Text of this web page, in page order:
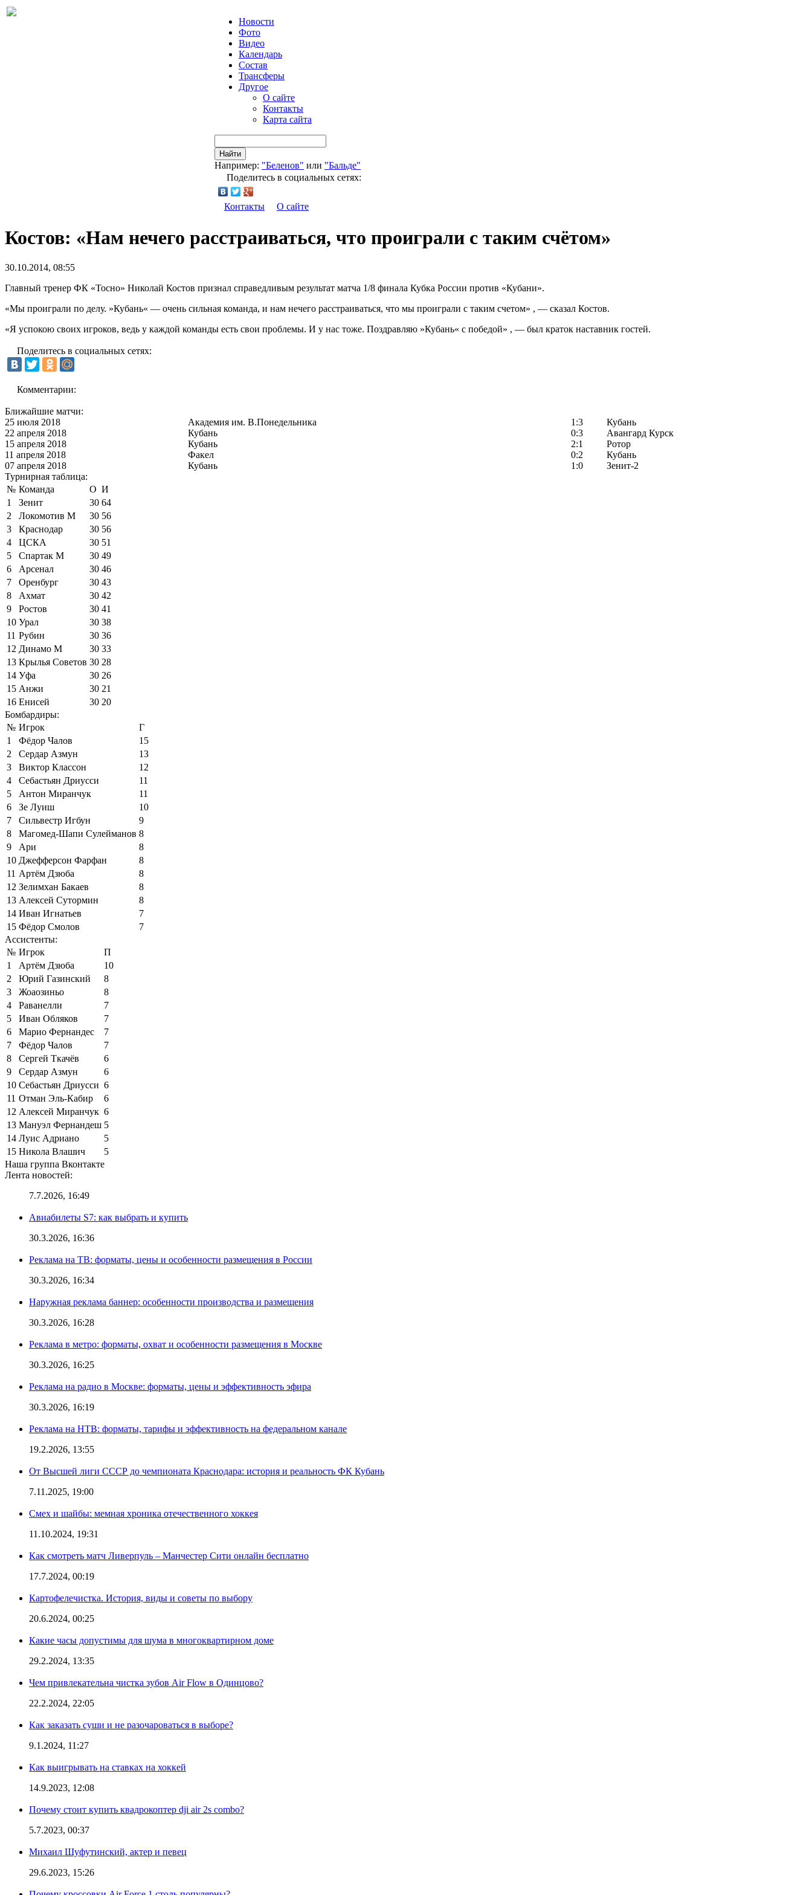
Новости
Фото
Видео
Календарь
Состав
Трансферы
Другое
О сайте
Контакты
Карта сайта
Найти
Например: "Беленов" или "Бальде"
Поделитесь в социальных сетях:
Контакты О сайте
Костов: «Нам нечего расстраиваться, что проиграли с таким счётом»
30.10.2014, 08:55
Главный тренер ФК «Тосно» Николай Костов признал справедливым результат матча 1/8 финала Кубка России против «Кубани».
«Мы проиграли по делу. »Кубань« — очень сильная команда, и нам нечего расстраиваться, что мы проиграли с таким счетом» , — сказал Костов.
«Я успокою своих игроков, ведь у каждой команды есть свои проблемы. И у нас тоже. Поздравляю »Кубань« с победой» , — был краток наставник гостей.
Поделитесь в социальных сетях:
Комментарии:
Ближайшие матчи:
25 июля 2018
Академия им. В.Понедельника 1:3
Кубань
22 апреля 2018
Кубань 0:3
Авангард Курск
15 апреля 2018
Кубань 2:1
Ротор
11 апреля 2018
Факел 0:2
Кубань
07 апреля 2018
Кубань 1:0
Зенит-2
Турнирная таблица:
№ Команда О И
1
Зенит 30 64
2
Локомотив М 30 56
3
Краснодар 30 56
4
ЦСКА 30 51
5
Спартак М 30 49
6
Арсенал 30 46
7
Оренбург 30 43
8
Ахмат 30 42
9
Ростов 30 41
10 Урал 30 38
11 Рубин 30 36
12 Динамо М 30 33
13 Крылья Советов 30 28
14 Уфа 30 26
15 Анжи 30 21
16 Енисей 30 20
Бомбардиры:
№ Игрок
Г
1
Фёдор Чалов
15
2
Сердар Азмун
13
3
Виктор Классон
12
4
Себастьян Дриусси
11
5
Антон Миранчук
11
6
Зе Луиш
10
7
Сильвестр Игбун
9
8
Магомед-Шапи Сулейманов 8
9
Ари
8
10 Джефферсон Фарфан
8
11 Артём Дзюба
8
12 Зелимхан Бакаев
8
13 Алексей Сутормин
8
14 Иван Игнатьев
7
15 Фёдор Смолов
7
Ассистенты:
№ Игрок
П
1
Артём Дзюба
10
2
Юрий Газинский
8
3
Жоаозиньо
8
4
Раванелли
7
5
Иван Обляков
7
6
Марио Фернандес
7
7
Фёдор Чалов
7
8
Сергей Ткачёв
6
9
Сердар Азмун
6
10 Себастьян Дриусси 6
11 Отман Эль-Кабир
6
12 Алексей Миранчук 6
13 Мануэл Фернандеш 5
14 Луис Адриано
5
15 Никола Влашич
5
Наша группа Вконтакте
Лента новостей:
7.7.2026, 16:49
Авиабилеты S7: как выбрать и купить
30.3.2026, 16:36
Реклама на ТВ: форматы, цены и особенности размещения в России
30.3.2026, 16:34
Наружная реклама баннер: особенности производства и размещения
30.3.2026, 16:28
Реклама в метро: форматы, охват и особенности размещения в Москве
30.3.2026, 16:25
Реклама на радио в Москве: форматы, цены и эффективность эфира
30.3.2026, 16:19
Реклама на НТВ: форматы, тарифы и эффективность на федеральном канале
19.2.2026, 13:55
От Высшей лиги СССР до чемпионата Краснодара: история и реальность ФК Кубань
7.11.2025, 19:00
Смех и шайбы: мемная хроника отечественного хоккея
11.10.2024, 19:31
Как смотреть матч Ливерпуль – Манчестер Сити онлайн бесплатно
17.7.2024, 00:19
Картофелечистка. История, виды и советы по выбору
20.6.2024, 00:25
Какие часы допустимы для шума в многоквартирном доме
29.2.2024, 13:35
Чем привлекательна чистка зубов Air Flow в Одинцово?
22.2.2024, 22:05
Как заказать суши и не разочароваться в выборе?
9.1.2024, 11:27
Как выигрывать на ставках на хоккей
14.9.2023, 12:08
Почему стоит купить квадрокоптер dji air 2s combo?
5.7.2023, 00:37
Михаил Шуфутинский, актер и певец
29.6.2023, 15:26